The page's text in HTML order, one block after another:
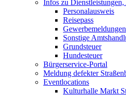
Infos zu
Personalausweis
Reisepass
Gewerbemeldungen
Sonstige
Grundsteuer
Hundesteuer
Bürgerservice-Portal
Meldung defekter
Eventlocations
Kulturhalle Markt